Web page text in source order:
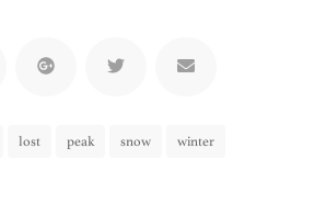
lost peak snow winter